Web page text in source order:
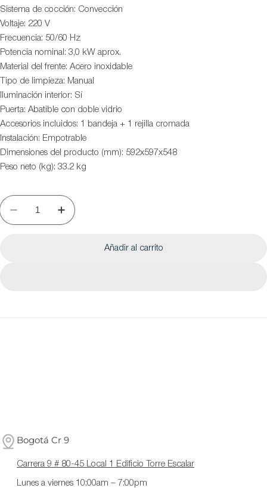
Sistema de cocción: Convección
Voltaje: 220 V
Frecuencia: 50/60 Hz
Potencia nominal: 3,0 kW aprox.
Material del frente: Acero inoxidable
Tipo de limpieza: Manual
Iluminación interior: Sí
Puerta: Abatible con doble vidrio
Accesorios incluidos: 1 bandeja + 1 rejilla cromada
Instalación: Empotrable
Dimensiones del producto (mm): 592x597x548
Peso neto (kg): 33.2 kg
Añadir al carrito
Bogotá Cr 9
Carrera 9 # 80-45 Local 1 Edificio Torre Escalar
Lunes a viernes 10:00am – 7:00pm